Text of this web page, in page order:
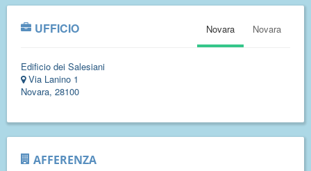
UFFICIO Novara Novara
Edificio dei Salesiani
Via Lanino 1
Novara, 28100
AFFERENZA